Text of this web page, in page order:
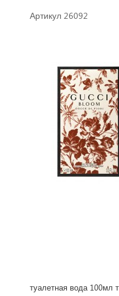
Артикул 26092
туалетная вода 100мл